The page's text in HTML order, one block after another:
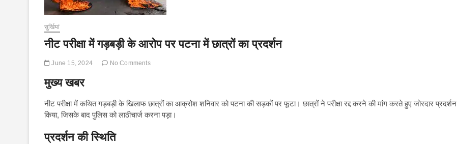
सुर्खियां
नीट परीक्षा में गड़बड़ी के आरोप पर पटना में छात्रों का प्रदर्शन
June 15, 2024 No Comments
मुख्य खबर
नीट परीक्षा में कथित गड़बड़ी के खिलाफ छात्रों का आक्रोश शनिवार को पटना की सड़कों पर फूटा। छात्रों ने परीक्षा रद्द करने की मांग करते हुए जोरदार प्रदर्शन
किया, जिसके बाद पुलिस को लाठीचार्ज करना पड़ा।
प्रदर्शन की स्थिति